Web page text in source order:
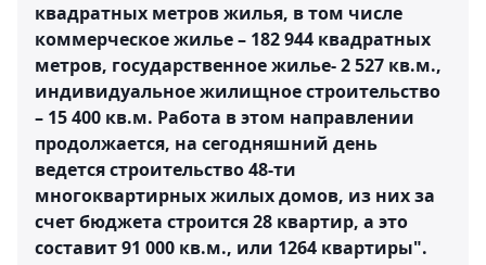
квадратных метров жилья, в том числе
коммерческое жилье – 182 944 квадратных
метров, государственное жилье- 2 527 кв.м.,
индивидуальное жилищное строительство
– 15 400 кв.м. Работа в этом направлении
продолжается, на сегодняшний день
ведется строительство 48-ти
многоквартирных жилых домов, из них за
счет бюджета строится 28 квартир, а это
составит 91 000 кв.м., или 1264 квартиры".